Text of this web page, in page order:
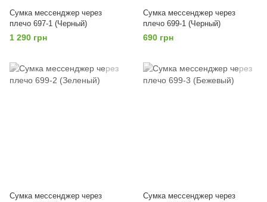
Сумка мессенджер через
плечо 697-1 (Черный)
1 290 грн
Сумка мессенджер через
плечо 699-1 (Черный)
690 грн
Сумка мессенджер через
Сумка мессенджер через